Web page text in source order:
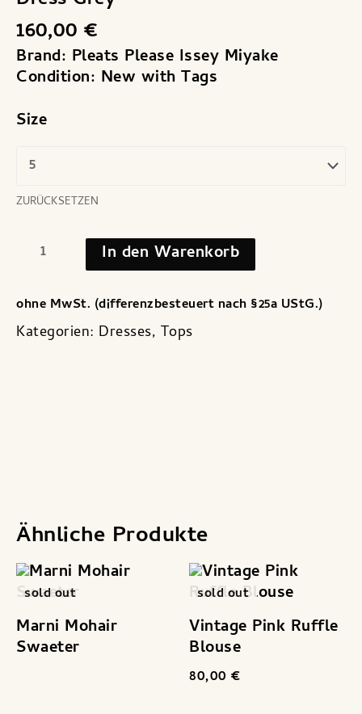
160,00 €
Brand: Pleats Please Issey Miyake
Condition: New with Tags
Size
ZURÜCKSETZEN
In den Warenkorb
ohne MwSt. (differenzbesteuert nach §25a UStG.)
Kategorien: Dresses, Tops
Ähnliche Produkte
sold out
Marni Mohair
Swaeter
sold out
Vintage Pink Ruffle
Blouse
80,00 €